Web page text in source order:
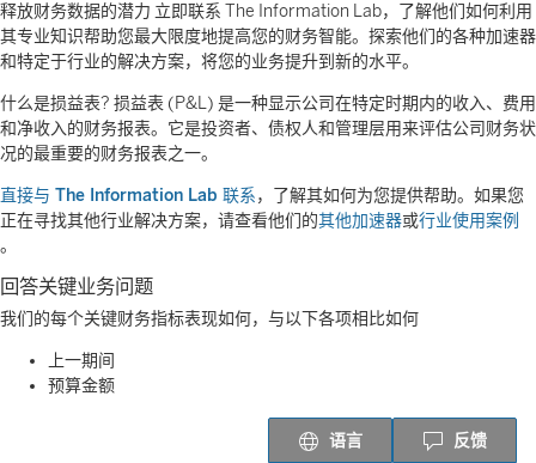
释放财务数据的潜力 立即联系 The Information Lab，了解他们如何利用
其专业知识帮助您最大限度地提高您的财务智能。探索他们的各种加速器
和特定于行业的解决方案，将您的业务提升到新的水平。
什么是损益表? 损益表 (P&L) 是一种显示公司在特定时期内的收入、费用
和净收入的财务报表。它是投资者、债权人和管理层用来评估公司财务状
况的最重要的财务报表之一。
直接与 The Information Lab 联系，了解其如何为您提供帮助。如果您
正在寻找其他行业解决方案，请查看他们的其他加速器或行业使用案例
。
回答关键业务问题
我们的每个关键财务指标表现如何，与以下各项相比如何
上一期间
预算金额
语言 反馈